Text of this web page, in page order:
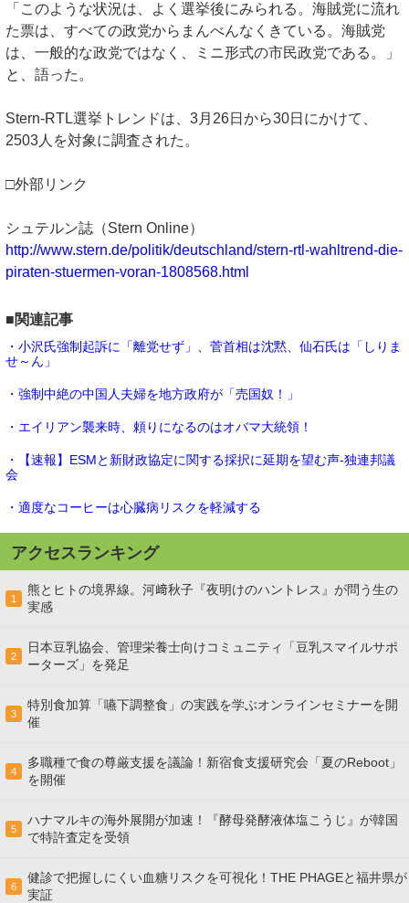
「このような状況は、よく選挙後にみられる。海賊党に流れ
た票は、すべての政党からまんべんなくきている。海賊党
は、一般的な政党ではなく、ミニ形式の市民政党である。」
と、語った。
Stern-RTL選挙トレンドは、3月26日から30日にかけて、
2503人を対象に調査された。
□外部リンク
シュテルン誌（Stern Online）
http://www.stern.de/politik/deutschland/stern-rtl-wahltrend-die-
piraten-stuermen-voran-1808568.html
■関連記事
・小沢氏強制起訴に「離党せず」、菅首相は沈黙、仙石氏は「しりま
せ～ん」
・強制中絶の中国人夫婦を地方政府が「売国奴！」
・エイリアン襲来時、頼りになるのはオバマ大統領！
・【速報】ESMと新財政協定に関する採択に延期を望む声-独連邦議
会
・適度なコーヒーは心臓病リスクを軽減する
アクセスランキング
1
熊とヒトの境界線。河﨑秋子『夜明けのハントレス』が問う生の
実感
2
日本豆乳協会、管理栄養士向けコミュニティ「豆乳スマイルサポ
ーターズ」を発足
3
特別食加算「嚥下調整食」の実践を学ぶオンラインセミナーを開
催
4
多職種で食の尊厳支援を議論！新宿食支援研究会「夏のReboot」
を開催
5
ハナマルキの海外展開が加速！『酵母発酵液体塩こうじ』が韓国
で特許査定を受領
6
健診で把握しにくい血糖リスクを可視化！THE PHAGEと福井県が
実証